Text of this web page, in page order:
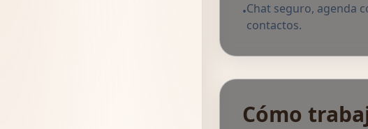
•Chat seguro, agenda
contactos.
Cómo